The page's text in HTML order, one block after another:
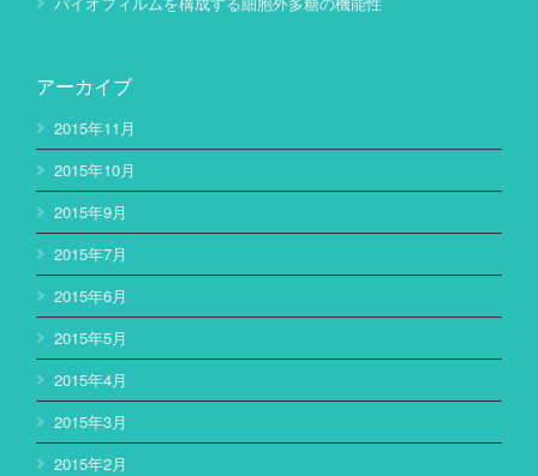
アーカイブ
2015年11月
2015年10月
2015年9月
2015年7月
2015年6月
2015年5月
2015年4月
2015年3月
2015年2月